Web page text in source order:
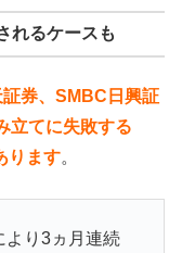
れるケースも
券、SMBC日興証
立てに失敗する
ります。
より3ヵ月連続